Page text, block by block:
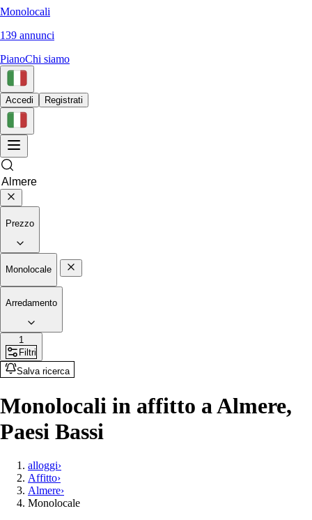
Monolocali
139 annunci
PianoChi siamo
Accedi Registrati
Prezzo
Monolocale
Arredamento
1
Filtri
Salva ricerca
Monolocali in affitto a Almere,
Paesi Bassi
alloggi›
Affitto›
Almere›
Monolocale